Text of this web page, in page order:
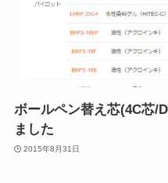
ボールペン替え芯(4C芯/
ました
2015年8月31日